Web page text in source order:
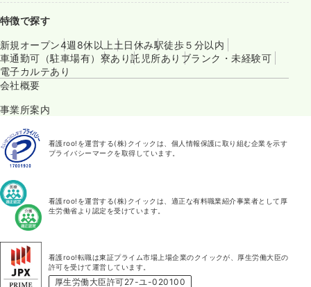
特徴で探す
新規オープン4週8休以上 土日休み駅徒歩５分以内
車通勤可（駐車場有） 寮あり託児所あり ブランク・未経験可
電子カルテあり
会社概要
事業所案内
看護roo!を運営する(株)クイックは、個人情報保護に取り組む企業を示す
プライバシーマークを取得しています。
看護roo!を運営する(株)クイックは、適正な有料職業紹介事業者として厚
生労働省より認定を受けています。
看護roo!転職は東証プライム市場上場企業のクイックが、厚生労働大臣の
許可を受けて運営しています。
厚生労働大臣許可27-ユ-020100